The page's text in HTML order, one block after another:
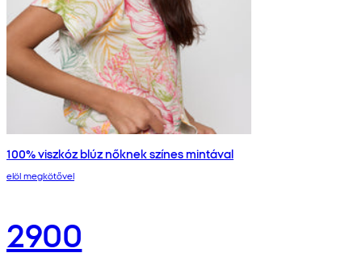
100% viszkóz blúz nőknek színes mintával
elöl megkötővel
2900